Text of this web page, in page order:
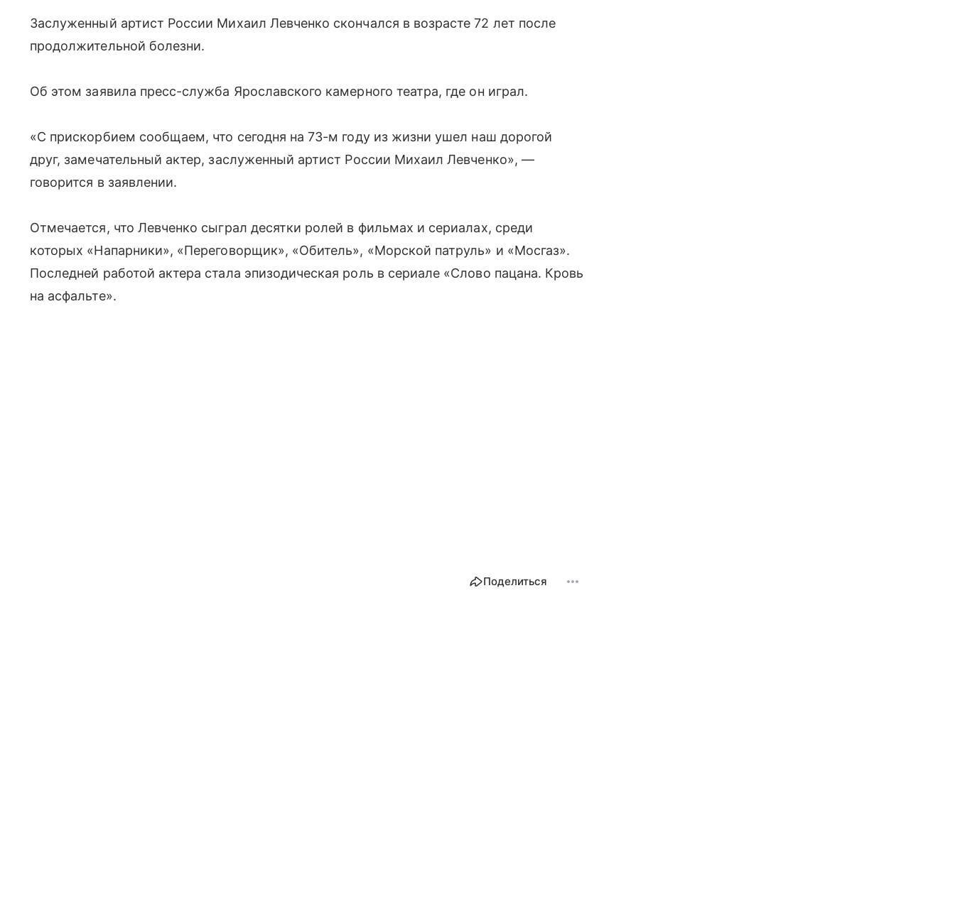
Заслуженный артист России Михаил Левченко скончался в возрасте 72 лет после
продолжительной болезни.
Об этом заявила пресс-служба Ярославского камерного театра, где он играл.
«С прискорбием сообщаем, что сегодня на 73-м году из жизни ушел наш дорогой
друг, замечательный актер, заслуженный артист России Михаил Левченко», —
говорится в заявлении.
Отмечается, что Левченко сыграл десятки ролей в фильмах и сериалах, среди
которых «Напарники», «Переговорщик», «Обитель», «Морской патруль» и «Мосгаз».
Последней работой актера стала эпизодическая роль в сериале «Слово пацана. Кровь
на асфальте».
Поделиться